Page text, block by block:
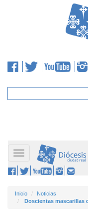
Toggle
navigation
Inicio
Noticias
Doscientas mascarillas